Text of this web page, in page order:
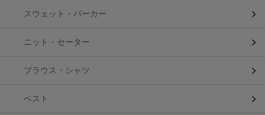
スウェット・パーカー
ニット・セーター
ブラウス・シャツ
ベスト